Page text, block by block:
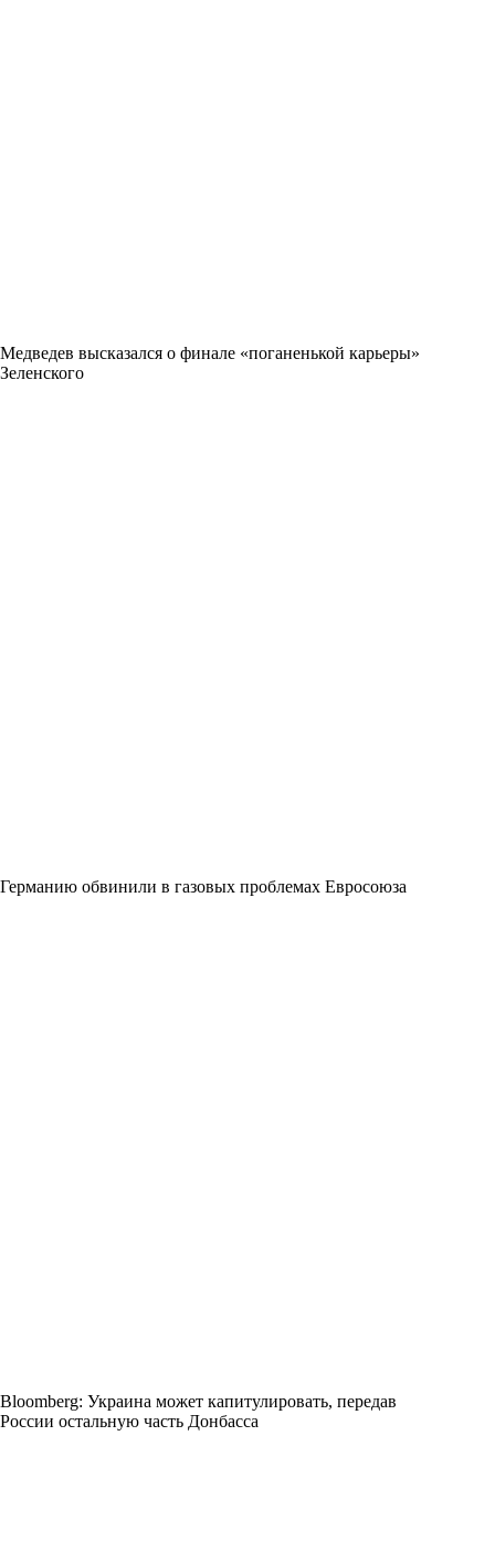
Медведев высказался о финале «поганенькой карьеры»
Зеленского
Германию обвинили в газовых проблемах Евросоюза
Bloomberg: Украина может капитулировать, передав
России остальную часть Донбасса